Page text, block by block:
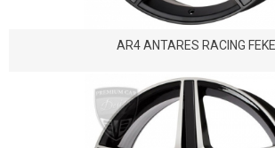
AR4 ANTARES RACING